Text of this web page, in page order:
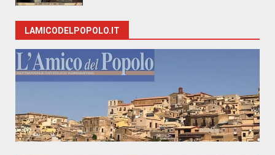
LAMICODELPOPOLO.IT